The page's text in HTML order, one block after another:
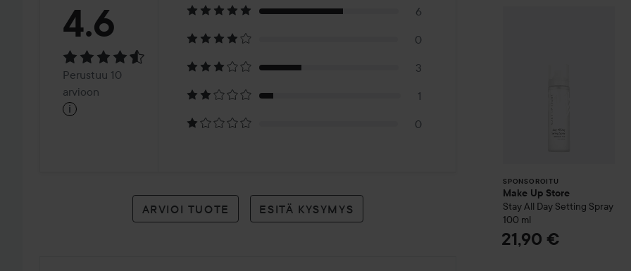
Arvosana:
4.6Perustuu
10
4.6
Perustuu 10
arvioon
i
6
0
3
1
0
ARVIOI TUOTE ESITÄ KYSYMYS
SPONSOROITU
Make Up Store
Stay All Day Setting Spray
100 ml
21,90 €